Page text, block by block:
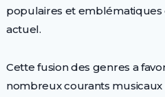
populaires et emblématiques
actuel.
Cette fusion des genres a
nombreux courants